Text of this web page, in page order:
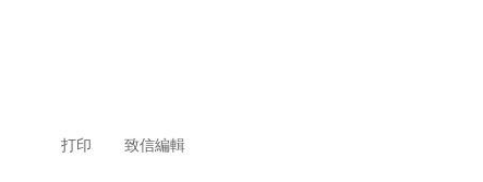
致信編輯
打印